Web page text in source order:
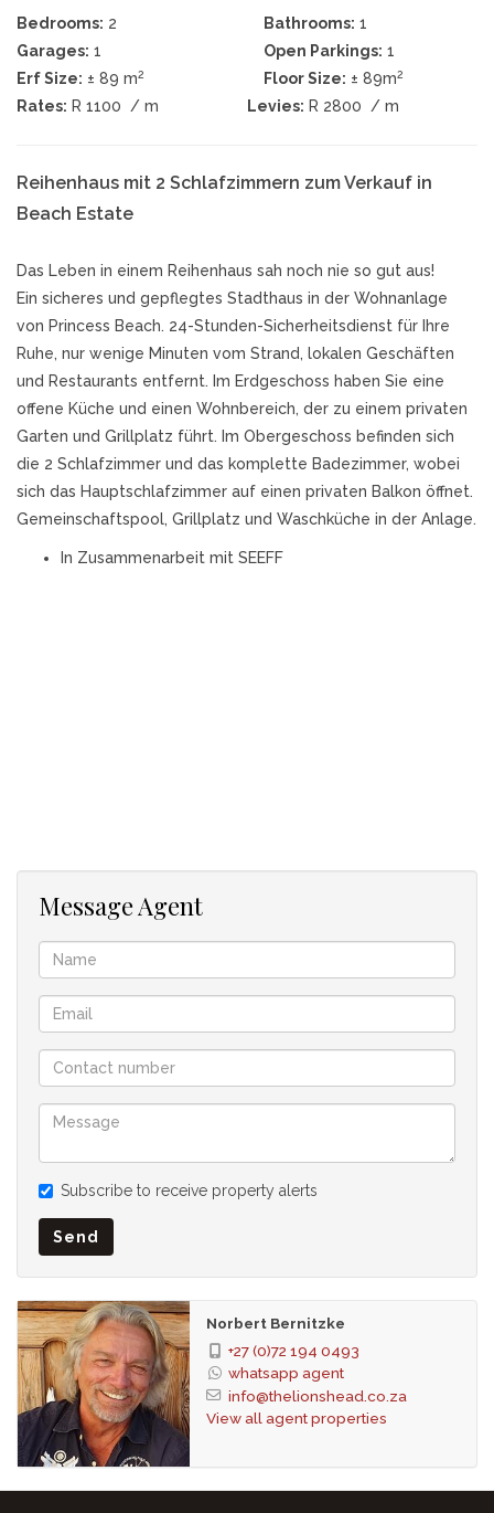
Bedrooms: 2 Bathrooms: 1
Garages: 1 Open Parkings: 1
Erf Size: ± 89 m2 Floor Size: ± 89m2
Rates: R 1100 / m Levies: R 2800 / m
Reihenhaus mit 2 Schlafzimmern zum Verkauf in
Beach Estate
Das Leben in einem Reihenhaus sah noch nie so gut aus!
Ein sicheres und gepflegtes Stadthaus in der Wohnanlage
von Princess Beach. 24-Stunden-Sicherheitsdienst für Ihre
Ruhe, nur wenige Minuten vom Strand, lokalen Geschäften
und Restaurants entfernt. Im Erdgeschoss haben Sie eine
offene Küche und einen Wohnbereich, der zu einem privaten
Garten und Grillplatz führt. Im Obergeschoss befinden sich
die 2 Schlafzimmer und das komplette Badezimmer, wobei
sich das Hauptschlafzimmer auf einen privaten Balkon öffnet.
Gemeinschaftspool, Grillplatz und Waschküche in der Anlage.
In Zusammenarbeit mit SEEFF
Message Agent
Subscribe to receive property alerts
Send
Norbert Bernitzke
+27 (0)72 194 0493
whatsapp agent
info@thelionshead.co.za
View all agent properties